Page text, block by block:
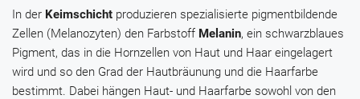
In der Keimschicht produzieren spezialisierte pigmentbildende
Zellen (Melanozyten) den Farbstoff Melanin, ein schwarzblaues
Pigment, das in die Hornzellen von Haut und Haar eingelagert
wird und so den Grad der Hautbräunung und die Haarfarbe
bestimmt. Dabei hängen Haut- und Haarfarbe sowohl von den